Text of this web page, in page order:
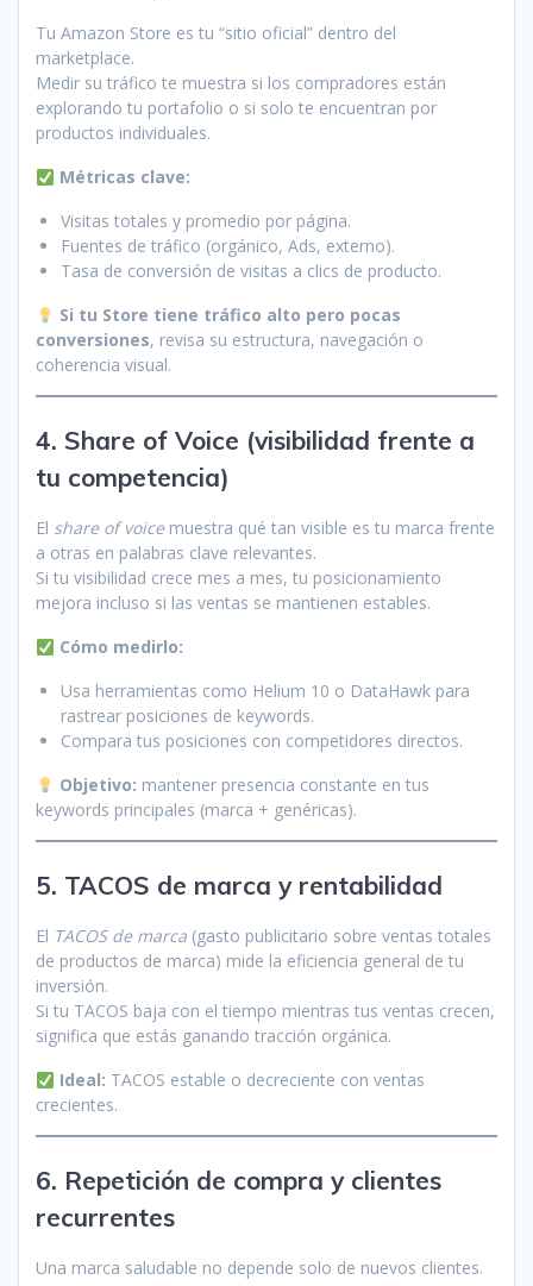
Tu Amazon Store es tu “sitio oficial” dentro del
marketplace.
Medir su tráfico te muestra si los compradores están
explorando tu portafolio o si solo te encuentran por
productos individuales.
Métricas clave:
Visitas totales y promedio por página.
Fuentes de tráfico (orgánico, Ads, externo).
Tasa de conversión de visitas a clics de producto.
Si tu Store tiene tráfico alto pero pocas
conversiones, revisa su estructura, navegación o
coherencia visual.
4. Share of Voice (visibilidad frente a
tu competencia)
El share of voicemuestra qué tan visible es tu marca frente
a otras en palabras clave relevantes.
Si tu visibilidad crece mes a mes, tu posicionamiento
mejora incluso si las ventas se mantienen estables.
Cómo medirlo:
Usa herramientas como Helium 10 o DataHawk para
rastrear posiciones de keywords.
Compara tus posiciones con competidores directos.
Objetivo: mantener presencia constante en tus
keywords principales (marca + genéricas).
5. TACOS de marca y rentabilidad
El TACOS de marca (gasto publicitario sobre ventas totales
de productos de marca) mide la eficiencia general de tu
inversión.
Si tu TACOS baja con el tiempo mientras tus ventas crecen,
significa que estás ganando tracción orgánica.
Ideal: TACOS estable o decreciente con ventas
crecientes.
6. Repetición de compra y clientes
recurrentes
Una marca saludable no depende solo de nuevos clientes.